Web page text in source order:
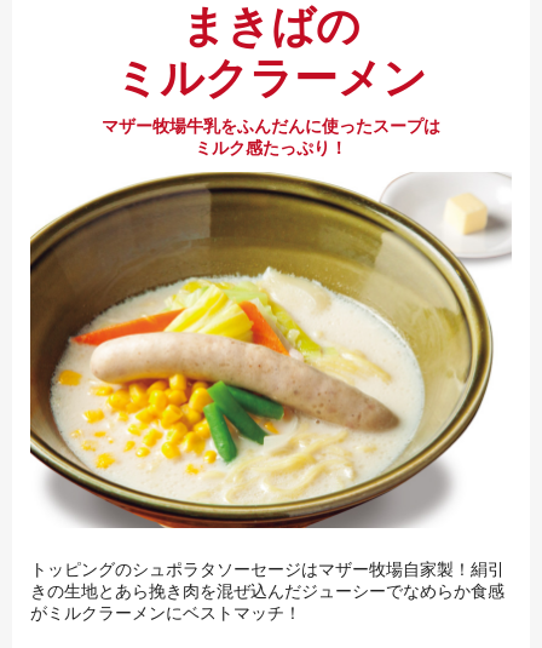
まきばの
ミルクラーメン
マザー牧場牛乳をふんだんに使ったスープは
ミルク感たっぷり！
トッピングのシュポラタソーセージはマザー牧場自家製！絹引
きの生地とあら挽き肉を混ぜ込んだジューシーでなめらか食感
がミルクラーメンにベストマッチ！